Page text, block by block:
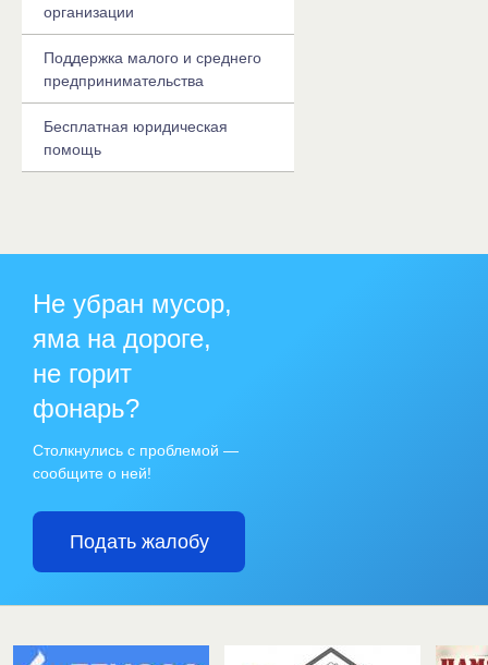
организации
Поддержка малого и среднего
предпринимательства
Бесплатная юридическая
помощь
Не убран мусор,
яма на дороге,
не горит
фонарь?
Столкнулись с проблемой —
сообщите о ней!
Подать жалобу